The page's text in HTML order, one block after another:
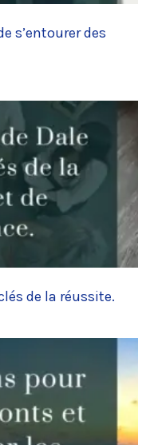
s’entourer des
de la réussite.